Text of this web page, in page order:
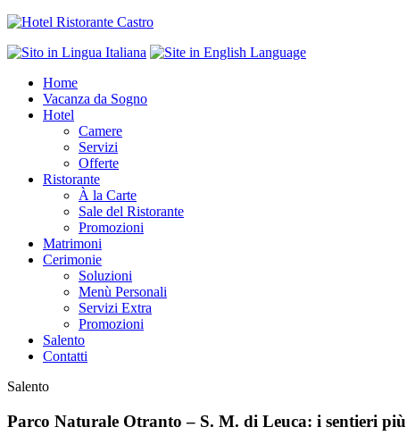
Home
Vacanza da Sogno
Hotel
Camere
Servizi
Offerte
Ristorante
À la Carte
Sale del Ristorante
Promozioni
Matrimoni
Cerimonie
Soluzioni
Menù Personali
Servizi Extra
Promozioni
Salento
Contatti
Salento
Parco Naturale Otranto – S. M. di Leuca: i sentieri